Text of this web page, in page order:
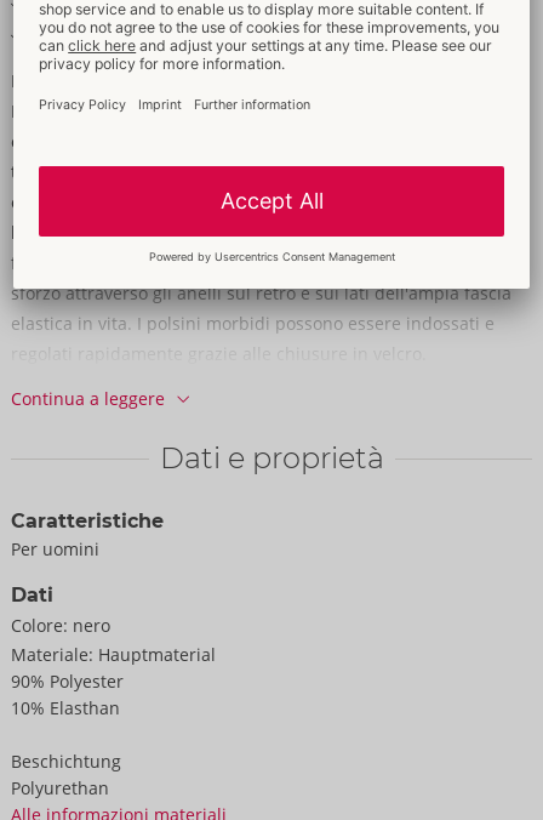
Morbidi ed elasticizzati per un elevato comfort di vestibilità
Pantaloni con un senso di avventura e fattore bondage!
Pantaloni enfatizzanti di Svenjoyment in un fresco look nero
opaco. Eccitantemente senza slip e con una cerniera sotto la
tasca. Morbidi ed elasticizzati su tutta la superficie per un
elevato comfort. Come extra speciale, sono inclusi 2 polsini per
le caviglie, elegantemente abbinati in look opaco e perfetti per
fissare comodamente le mani. Possono essere tirati senza
sforzo attraverso gli anelli sul retro e sui lati dell'ampia fascia
elastica in vita. I polsini morbidi possono essere indossati e
90% poliestere, 10% elastan, rivestimento in poliuretano.
Continua a leggere
Dati e proprietà
Caratteristiche
Per uomini
Dati
Colore: nero
Materiale: Hauptmaterial
90% Polyester
10% Elasthan
Beschichtung
Polyurethan
Alle informazioni materiali